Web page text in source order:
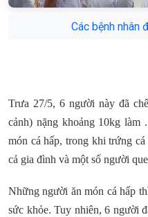
Các bệnh nhân
Trưa 27/5, 6 người này đã
cảnh) nặng khoảng 10kg làm
món cá hấp, trong khi trứng
cả gia đình và một số người
Những người ăn món cá hấp
sức khỏe. Tuy nhiên, 6 người